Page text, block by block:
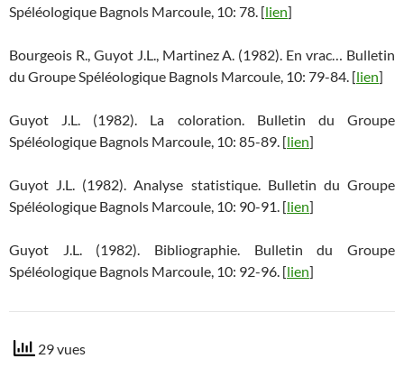
Spéléologique Bagnols Marcoule, 10: 78. [lien]
Bourgeois R., Guyot J.L., Martinez A. (1982). En vrac… Bulletin
du Groupe Spéléologique Bagnols Marcoule, 10: 79-84. [lien]
Guyot J.L. (1982). La coloration. Bulletin du Groupe
Spéléologique Bagnols Marcoule, 10: 85-89. [lien]
Guyot J.L. (1982). Analyse statistique. Bulletin du Groupe
Spéléologique Bagnols Marcoule, 10: 90-91. [lien]
Guyot J.L. (1982). Bibliographie. Bulletin du Groupe
Spéléologique Bagnols Marcoule, 10: 92-96. [lien]
29 vues